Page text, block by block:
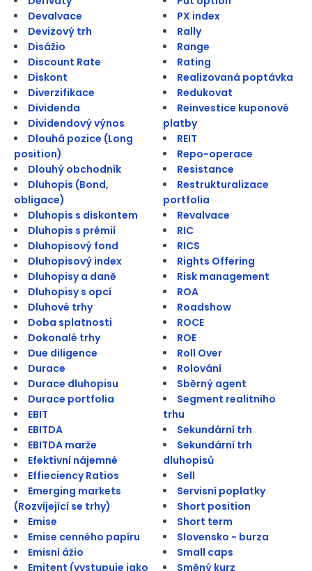
Devalvace
Devizový trh
Disážio
Discount Rate
Diskont
Diverzifikace
Dividenda
Dividendový výnos
Dlouhá pozice (Long
position)
Dlouhý obchodník
Dluhopis (Bond,
obligace)
Dluhopis s diskontem
Dluhopis s prémií
Dluhopisový fond
Dluhopisový index
Dluhopisy a daně
Dluhopisy s opcí
Dluhové trhy
Doba splatnosti
Dokonalé trhy
Due diligence
Durace
Durace dluhopisu
Durace portfolia
EBIT
EBITDA
EBITDA marže
Efektivní nájemné
Effieciency Ratios
Emerging markets
(Rozvíjející se trhy)
Emise
Emise cenného papíru
Emisní ážio
Emitent (vystupuje jako
PX index
Rally
Range
Rating
Realizovaná poptávka
Redukovat
Reinvestice kuponové
platby
REIT
Repo-operace
Resistance
Restrukturalizace
portfolia
Revalvace
RIC
RICS
Rights Offering
Risk management
ROA
Roadshow
ROCE
ROE
Roll Over
Rolování
Sběrný agent
Segment realitního
trhu
Sekundární trh
Sekundární trh
dluhopisů
Sell
Servisní poplatky
Short position
Short term
Slovensko - burza
Small caps
Směný kurz